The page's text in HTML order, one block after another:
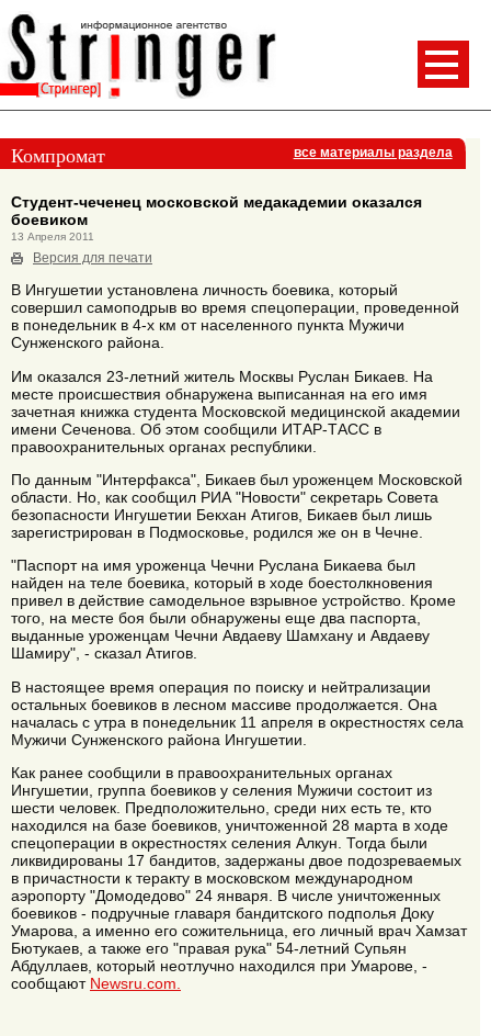
Компромат все материалы раздела
Студент-чеченец московской медакадемии оказался
боевиком
13 Апреля 2011
Версия для печати
В Ингушетии установлена личность боевика, который
совершил самоподрыв во время спецоперации, проведенной
в понедельник в 4-х км от населенного пункта Мужичи
Сунженского района.
Им оказался 23-летний житель Москвы Руслан Бикаев. На
месте происшествия обнаружена выписанная на его имя
зачетная книжка студента Московской медицинской академии
имени Сеченова. Об этом сообщили ИТАР-ТАСС в
правоохранительных органах республики.
По данным "Интерфакса", Бикаев был уроженцем Московской
области. Но, как сообщил РИА "Новости" секретарь Совета
безопасности Ингушетии Бекхан Атигов, Бикаев был лишь
зарегистрирован в Подмосковье, родился же он в Чечне.
"Паспорт на имя уроженца Чечни Руслана Бикаева был
найден на теле боевика, который в ходе боестолкновения
привел в действие самодельное взрывное устройство. Кроме
того, на месте боя были обнаружены еще два паспорта,
выданные уроженцам Чечни Авдаеву Шамхану и Авдаеву
Шамиру", - сказал Атигов.
В настоящее время операция по поиску и нейтрализации
остальных боевиков в лесном массиве продолжается. Она
началась с утра в понедельник 11 апреля в окрестностях села
Мужичи Сунженского района Ингушетии.
Как ранее сообщили в правоохранительных органах
Ингушетии, группа боевиков у селения Мужичи состоит из
шести человек. Предположительно, среди них есть те, кто
находился на базе боевиков, уничтоженной 28 марта в ходе
спецоперации в окрестностях селения Алкун. Тогда были
ликвидированы 17 бандитов, задержаны двое подозреваемых
в причастности к теракту в московском международном
аэропорту "Домодедово" 24 января. В числе уничтоженных
боевиков - подручные главаря бандитского подполья Доку
Умарова, а именно его сожительница, его личный врач Хамзат
Бютукаев, а также его "правая рука" 54-летний Супьян
Абдуллаев, который неотлучно находился при Умарове, -
сообщают Newsru.com.